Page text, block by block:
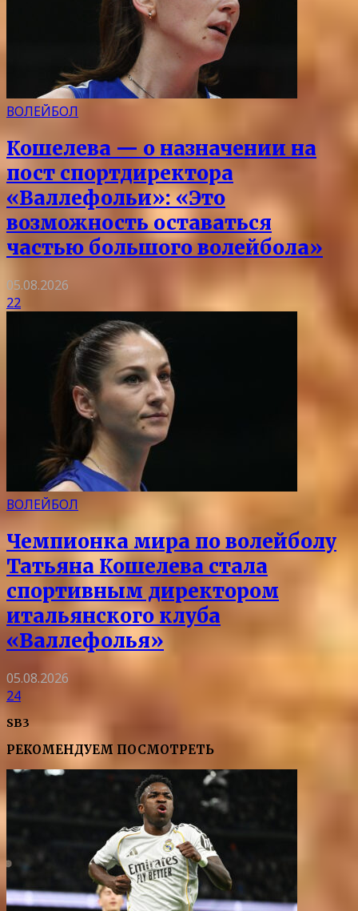
ВОЛЕЙБОЛ
Кошелева — о назначении на
пост спортдиректора
«Валлефольи»: «Это
возможность оставаться
частью большого волейбола»
05.08.2026
22
ВОЛЕЙБОЛ
Чемпионка мира по волейболу
Татьяна Кошелева стала
спортивным директором
итальянского клуба
«Валлефолья»
05.08.2026
24
SB3
РЕКОМЕНДУЕМ ПОСМОТРЕТЬ